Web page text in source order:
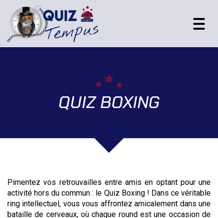
QUIZ BOXING
Pimentez vos retrouvailles entre amis en optant pour une
activité hors du commun : le Quiz Boxing ! Dans ce véritable
ring intellectuel, vous vous affrontez amicalement dans une
bataille de cerveaux, où chaque round est une occasion de